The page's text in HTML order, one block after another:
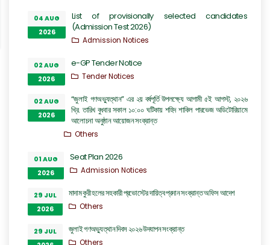
04 AUG
2026
List of provisionally selected candidates
(Admission Test 2026)
Admission Notices
02 AUG
2026
e-GP Tender Notice
Tender Notices
02 AUG
2026
“জুলাই গণঅভ্যুত্থান” এর ২য় বর্ষপূর্তি উপলক্ষ্যে আগামী ৫ই আগস্ট, ২০২৬
খ্রি. তারিখ বুধবার সকাল ১০:০০ ঘটিকায় শহিদ শাকিল পারভেজ অডিটোরিয়ামে
আলোচনা অনুষ্ঠান আয়োজন সংক্রান্ত
Others
01 AUG
2026
Seat Plan 2026
Admission Notices
29 JUL
2026
মাদাম কুরী হলের সহকারী প্রভোস্টের দায়িত্ব প্রদান সংক্রান্ত অফিস আদেশ
Others
29 JUL
জুলাই গণঅভ্যুত্থান দিবস ২০২৬ উদযাপন সংক্রান্ত
Others